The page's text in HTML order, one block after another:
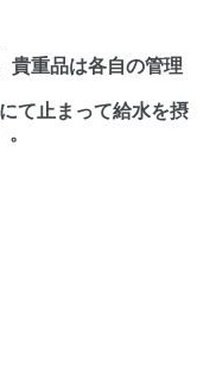
貴重品は各自の管理
て止まって給水を摂